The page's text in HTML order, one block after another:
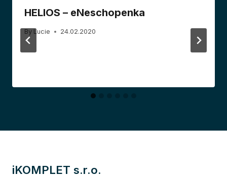
HELIOS – eNeschopenka
By Lucie 24.02.2020
iKOMPLET s.r.o.